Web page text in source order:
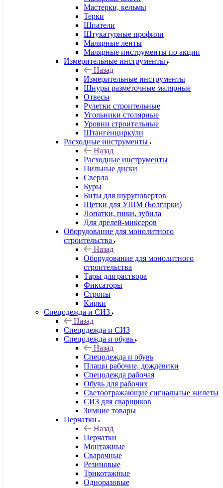
Мастерки, кельмы
Терки
Шпатели
Штукатурные профили
Малярные ленты
Малярные инструменты по акции
Измерительные инструменты
Назад
Измерительные инструменты
Шнуры разметочные малярные
Отвесы
Рулетки строительные
Угольники столярные
Уровни строительные
Штангенциркули
Расходные инструменты
Назад
Расходные инструменты
Пильные диски
Сверла
Буры
Биты для шуруповертов
Щетки для УШМ (Болгарки)
Лопатки, пики, зубила
Для дрелей-миксеров
Оборудование для монолитного
строительства
Назад
Оборудование для монолитного
строительства
Тары для раствора
Фиксаторы
Стропы
Кирки
Спецодежда и СИЗ
Назад
Спецодежда и СИЗ
Спецодежда и обувь
Назад
Спецодежда и обувь
Плащи рабочие, дождевики
Спецодежда рабочая
Обувь для рабочих
Светоотражающие сигнальные жилеты
СИЗ для сварщиков
Зимние товары
Перчатки
Назад
Перчатки
Монтажные
Сварочные
Резиновые
Трикотажные
Одноразовые